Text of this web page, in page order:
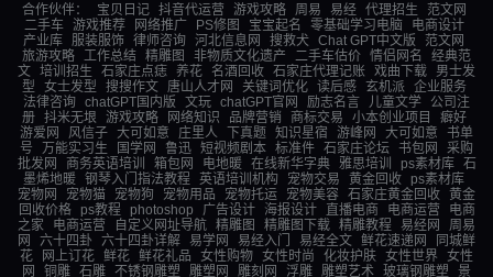
合作伙伴： 宝贝日记 抖音代运营 游戏攻略 周易 易经 代理招生
范文网
二手车
游戏推荐 网络推广 PS修图 宝宝起名 零基础学习电脑
电商设计
产业库
服装服饰 律师咨询 河北信息网 搜救犬 Chat GPT中文版
范文网
旅游攻略
工作总结 精雕图 非物质文化遗产 二手车估价 情侣网名
经典范
文 培训招生 石家庄点痣 养花 名酒回收 石家庄代理记账 戏曲下载
男士发
型
女士发型 搜搜作文 唐山人才网 关键词优化 读后感 玄机派
企业服务
法律咨询 chatGPT国内版 文玩 chatGPT官网 励志名言 儿童文学
公司注
册
抖米无垠 游戏攻略 网络知识 品牌营销 商标交易 小本创业项目
癖好
游爱网
风信子 大可如意 庄里人 下真题 知识星宿 游峰网 大可如意
书单
号
万能实习生 国学网 鲁迅 短视频剧本 标准件 石家庄论坛 书包网
采购
批发网
商务英语培训 箱包网 电地暖 在线新华字典 雅思培训 ps素材库
石
墨烯地暖 钢琴入门指法教程 英语培训机构 宠物交易 黄金回收
ps素材库
宠物网
宠物猫 宠物狗 宠物用品 宠物托运 宠物美容 石家庄黄金回收 黄金
回收价格
ps教程 photoshop 广告设计 海报设计 直播电商 电商运营
电商
之家
电商运营 自定义网址导航 精雕图 精雕图下载 精雕教程 易经网
周易
网
六十四卦 六十四卦详解 易学网 易经入门 易经全文 鲜花速递网
同城鲜
花
网上订花 鲜花 鲜花礼品 女性购物 女性时尚 化妆护肤 女性世界
女性
网
铜雕 石雕 不锈钢雕塑 雕塑网 雕刻网 浮雕 雕塑艺术 玻璃钢雕塑
景